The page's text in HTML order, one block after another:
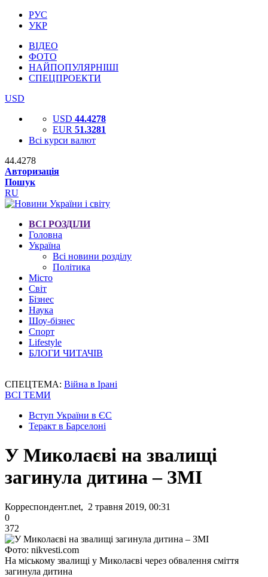
РУС
УКР
ВІДЕО
ФОТО
НАЙПОПУЛЯРНІШІ
СПЕЦПРОЕКТИ
USD
USD 44.4278
EUR 51.3281
Всі курси валют
44.4278
Авторизація
Пошук
RU
ВСІ РОЗДІЛИ
Головна
Україна
Всі новини розділу
Політика
Місто
Світ
Бізнес
Наука
Шоу-бізнес
Спорт
Lifestyle
БЛОГИ ЧИТАЧІВ
СПЕЦТЕМА: Війна в Ірані
ВСІ ТЕМИ
Вступ України в ЄС
Теракт в Барселоні
У Миколаєві на звалищі
загинула дитина – ЗМІ
Корреспондент.net, 2 травня 2019, 00:31
0
372
Фото: nikvesti.com
На міському звалищі у Миколаєві через обвалення сміття
загинула дитина